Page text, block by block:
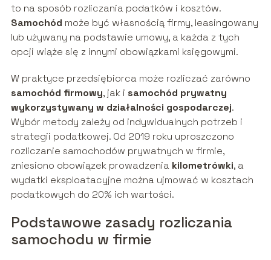
to na sposób rozliczania podatków i kosztów.
Samochód może być własnością firmy, leasingowany
lub używany na podstawie umowy, a każda z tych
opcji wiąże się z innymi obowiązkami księgowymi.
W praktyce przedsiębiorca może rozliczać zarówno
samochód firmowy, jak i samochód prywatny
wykorzystywany w działalności gospodarczej.
Wybór metody zależy od indywidualnych potrzeb i
strategii podatkowej. Od 2019 roku uproszczono
rozliczanie samochodów prywatnych w firmie,
zniesiono obowiązek prowadzenia kilometrówki, a
wydatki eksploatacyjne można ujmować w kosztach
podatkowych do 20% ich wartości.
Podstawowe zasady rozliczania
samochodu w firmie